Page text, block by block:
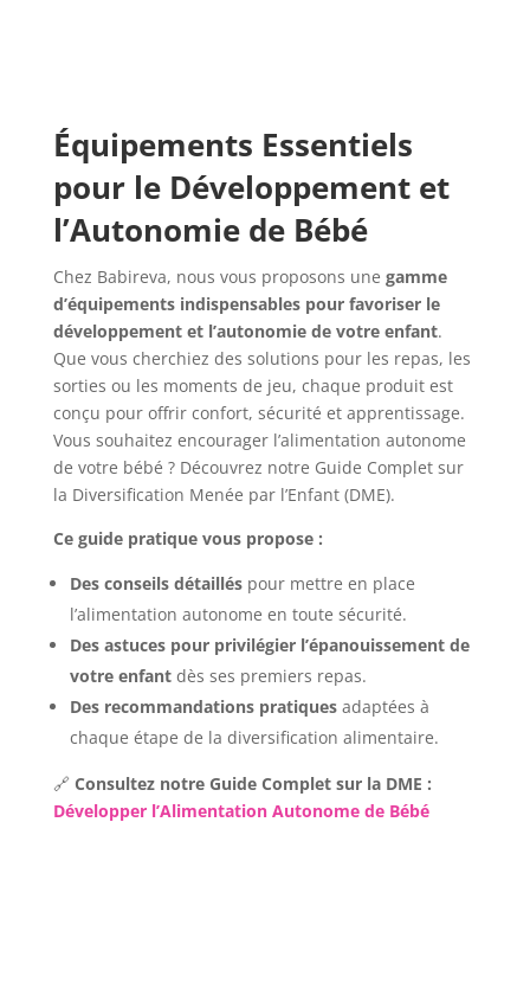
Équipements Essentiels
pour le Développement et
l’Autonomie de Bébé
Chez Babireva, nous vous proposons une gamme
d’équipements indispensables pour favoriser le
développement et l’autonomie de votre enfant.
Que vous cherchiez des solutions pour les repas, les
sorties ou les moments de jeu, chaque produit est
conçu pour offrir confort, sécurité et apprentissage.
Vous souhaitez encourager l’alimentation autonome
de votre bébé ? Découvrez notre Guide Complet sur
la Diversification Menée par l’Enfant (DME).
Ce guide pratique vous propose :
Des conseils détailléspour mettre en place
l’alimentation autonome en toute sécurité.
Des astuces pour privilégier l’épanouissement de
votre enfantdès ses premiers repas.
Des recommandations pratiquesadaptées à
chaque étape de la diversification alimentaire.
🔗 Consultez notre Guide Complet sur la DME :
Développer l’Alimentation Autonome de Bébé